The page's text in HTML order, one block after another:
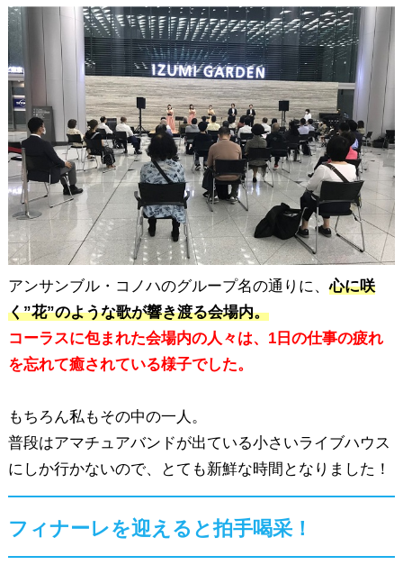
アンサンブル・コノハのグループ名の通りに、心に咲
く”花”のような歌が響き渡る会場内。
コーラスに包まれた会場内の人々は、1日の仕事の疲れ
を忘れて癒されている様子でした。
もちろん私もその中の一人。
普段はアマチュアバンドが出ている小さいライブハウス
にしか行かないので、とても新鮮な時間となりました！
フィナーレを迎えると拍手喝采！